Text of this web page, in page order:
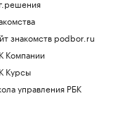
знакомств podbor.ru
Компании
Курсы
управления РБК